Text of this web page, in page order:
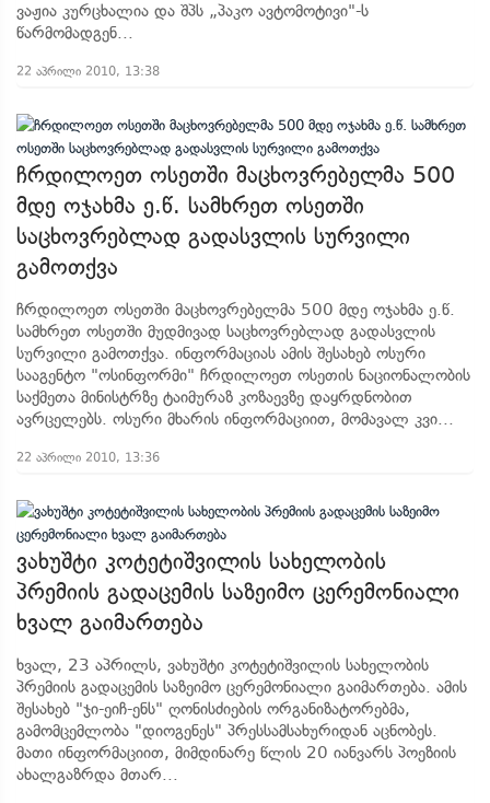
ვაჟია კურცხალია და შპს „პაკო ავტომოტივი"-ს
წარმომადგენ...
22 აპრილი 2010, 13:38
ჩრდილოეთ ოსეთში მაცხოვრებელმა 500
მდე ოჯახმა ე.წ. სამხრეთ ოსეთში
საცხოვრებლად გადასვლის სურვილი
გამოთქვა
ჩრდილოეთ ოსეთში მაცხოვრებელმა 500 მდე ოჯახმა ე.წ.
სამხრეთ ოსეთში მუდმივად საცხოვრებლად გადასვლის
სურვილი გამოთქვა. ინფორმაციას ამის შესახებ ოსური
სააგენტო "ოსინფორმი" ჩრდილოეთ ოსეთის ნაციონალობის
საქმეთა მინისტრზე ტაიმურაზ კოზაევზე დაყრდნობით
ავრცელებს. ოსური მხარის ინფორმაციით, მომავალ კვი...
22 აპრილი 2010, 13:36
ვახუშტი კოტეტიშვილის სახელობის
პრემიის გადაცემის საზეიმო ცერემონიალი
ხვალ გაიმართება
ხვალ, 23 აპრილს, ვახუშტი კოტეტიშვილის სახელობის
პრემიის გადაცემის საზეიმო ცერემონიალი გაიმართება. ამის
შესახებ "ჯი-ეიჩ-ენს" ღონისძიების ორგანიზატორებმა,
გამომცემლობა "დიოგენეს" პრესსამსახურიდან აცნობეს.
მათი ინფორმაციით, მიმდინარე წლის 20 იანვარს პოეზიის
ახალგაზრდა მთარ...